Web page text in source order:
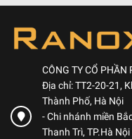
CÔNG TY CỔ PHẦN
Địa chỉ: TT2-20-21,
Thành Phố, Hà Nội
- Chi nhánh miền
Thanh Trì, TP.Hà Nội